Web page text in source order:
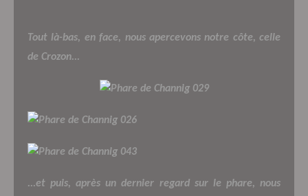
Tout là-bas, en face, nous apercevons notre côte, celle
de Crozon...
...et puis, après un dernier regard sur le phare, nous